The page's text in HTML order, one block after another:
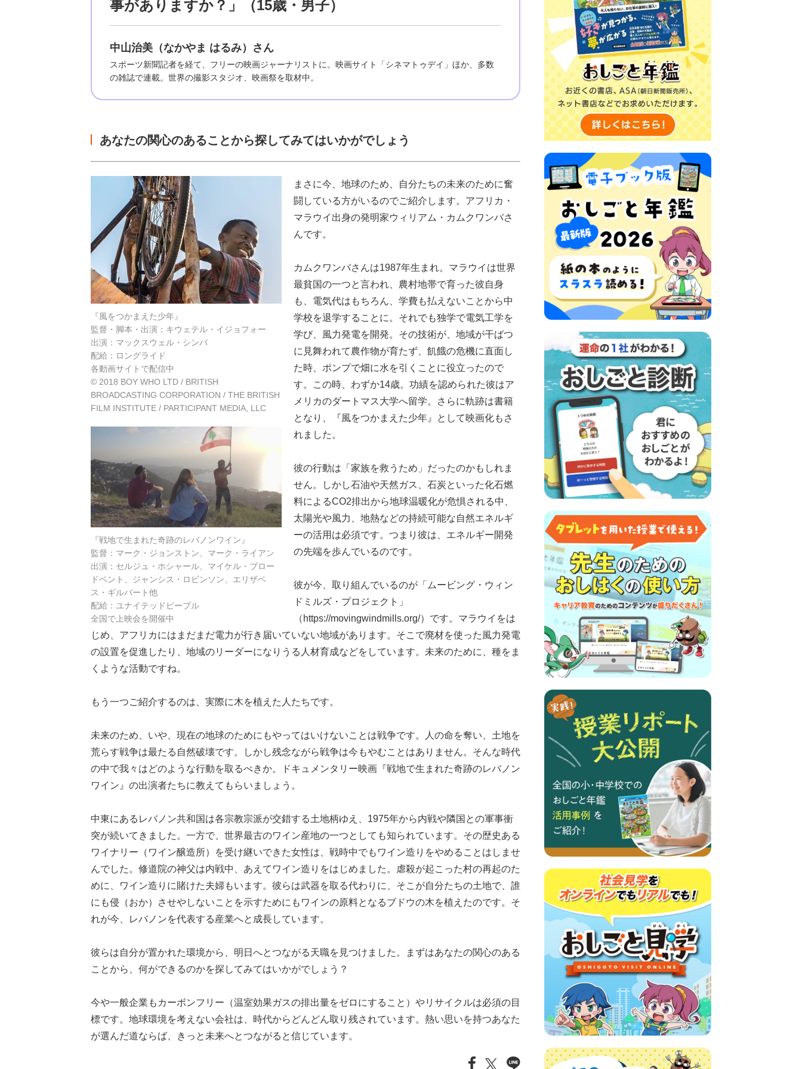
事がありますか？」（15歳・男子）
中山治美（なかやま はるみ）さん
スポーツ新聞記者を経て、フリーの映画ジャーナリストに。映画サイト「シネマトゥデイ」ほか、多数
の雑誌で連載。世界の撮影スタジオ、映画祭を取材中。
あなたの関心のあることから探してみてはいかがでしょう
『風をつかまえた少年』
監督・脚本・出演：キウェテル・イジョフォー
出演：マックスウェル・シンバ
配給：ロングライド
各動画サイトで配信中
© 2018 BOY WHO LTD / BRITISH
BROADCASTING CORPORATION / THE BRITISH
FILM INSTITUTE / PARTICIPANT MEDIA, LLC
『戦地で生まれた奇跡のレバノンワイン』
監督：マーク・ジョンストン、マーク・ライアン
出演：セルジュ・ホシャール、マイケル・ブロー
ドベント、ジャンシス・ロビンソン、エリザベ
ス・ギルバート他
配給：ユナイテッドピープル
全国で上映会を開催中
まさに今、地球のため、自分たちの未来のために奮
闘している方がいるのでご紹介します。アフリカ・
マラウイ出身の発明家ウィリアム・カムクワンバさ
んです。
カムクワンバさんは1987年生まれ。マラウイは世界
最貧国の一つと言われ、農村地帯で育った彼自身
も、電気代はもちろん、学費も払えないことから中
学校を退学することに。それでも独学で電気工学を
学び、風力発電を開発。その技術が、地域が干ばつ
に見舞われて農作物が育たず、飢餓の危機に直面し
た時、ポンプで畑に水を引くことに役立ったので
す。この時、わずか14歳。功績を認められた彼はア
メリカのダートマス大学へ留学。さらに軌跡は書籍
となり、『風をつかまえた少年』として映画化もさ
れました。
彼の行動は「家族を救うため」だったのかもしれま
せん。しかし石油や天然ガス、石炭といった化石燃
料によるCO2排出から地球温暖化が危惧される中、
太陽光や風力、地熱などの持続可能な自然エネルギ
ーの活用は必須です。つまり彼は、エネルギー開発
の先端を歩んでいるのです。
彼が今、取り組んでいるのが「ムービング・ウィン
ドミルズ・プロジェクト」
（https://movingwindmills.org/）です。マラウイをは
じめ、アフリカにはまだまだ電力が行き届いていない地域があります。そこで廃材を使った風力発電
の設置を促進したり、地域のリーダーになりうる人材育成などをしています。未来のために、種をま
くような活動ですね。
もう一つご紹介するのは、実際に木を植えた人たちです。
未来のため、いや、現在の地球のためにもやってはいけないことは戦争です。人の命を奪い、土地を
荒らす戦争は最たる自然破壊です。しかし残念ながら戦争は今もやむことはありません。そんな時代
の中で我々はどのような行動を取るべきか。ドキュメンタリー映画『戦地で生まれた奇跡のレバノン
ワイン』の出演者たちに教えてもらいましょう。
中東にあるレバノン共和国は各宗教宗派が交錯する土地柄ゆえ、1975年から内戦や隣国との軍事衝
突が続いてきました。一方で、世界最古のワイン産地の一つとしても知られています。その歴史ある
ワイナリー（ワイン醸造所）を受け継いできた女性は、戦時中でもワイン造りをやめることはしませ
んでした。修道院の神父は内戦中、あえてワイン造りをはじめました。虐殺が起こった村の再起のた
めに、ワイン造りに賭けた夫婦もいます。彼らは武器を取る代わりに、そこが自分たちの土地で、誰
にも侵（おか）させやしないことを示すためにもワインの原料となるブドウの木を植えたのです。そ
れが今、レバノンを代表する産業へと成長しています。
彼らは自分が置かれた環境から、明日へとつながる天職を見つけました。まずはあなたの関心のある
ことから、何ができるのかを探してみてはいかがでしょう？
今や一般企業もカーボンフリー（温室効果ガスの排出量をゼロにすること）やリサイクルは必須の目
標です。地球環境を考えない会社は、時代からどんどん取り残されています。熱い思いを持つあなた
が選んだ道ならば、きっと未来へとつながると信じています。